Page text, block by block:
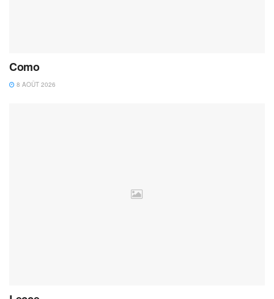
Como
8 AOÛT 2026